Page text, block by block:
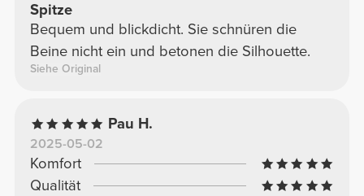
Spitze
Bequem und blickdicht. Sie schnüren die
Beine nicht ein und betonen die Silhouette.
Siehe Original
Pau H.
2025-05-02
Komfort
Qualität